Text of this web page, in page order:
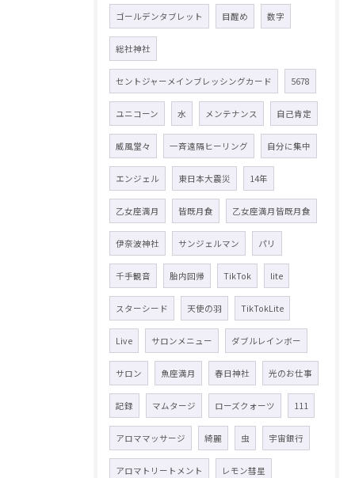
ゴールデンタブレット 目醒め 数字
総社神社
セントジャーメインブレッシングカード 5678
ユニコーン 水 メンテナンス 自己肯定
威風堂々 一斉遠隔ヒーリング 自分に集中
エンジェル 東日本大震災 14年
乙女座満月 皆既月食 乙女座満月皆既月食
伊奈波神社 サンジェルマン パリ
千手観音 胎内回帰 TikTok lite
スターシード 天使の羽 TikTokLite
Live サロンメニュー ダブルレインボー
サロン 魚座満月 春日神社 光のお仕事
記録 マムタージ ローズクォーツ 111
アロママッサージ 綺麗 虫 宇宙銀行
アロマトリートメント レモン彗星